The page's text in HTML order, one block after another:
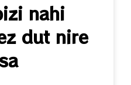
nahi
dut nire